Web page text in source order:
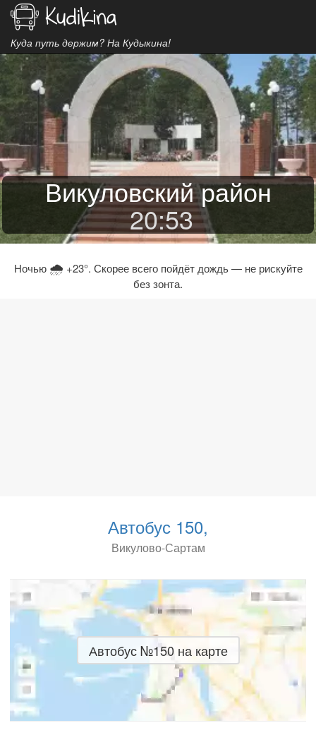
Куда путь держим? На Кудыкина!
Викуловский район
20:53
Ночью 🌧 +23°. Скорее всего пойдёт дождь — не рискуйте
без зонта.
Автобус 150,
Викулово-Сартам
Автобус №150 на карте